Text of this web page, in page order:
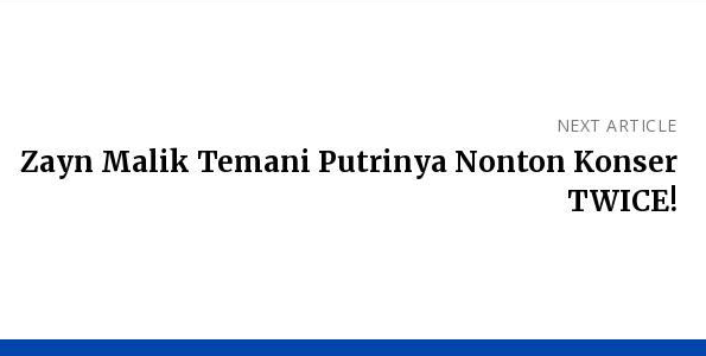
NEXT ARTICLE
Zayn Malik Temani Putrinya Nonton Konser
TWICE!